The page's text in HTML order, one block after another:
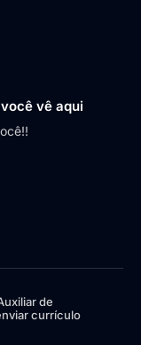
vê aqui
de
currículo